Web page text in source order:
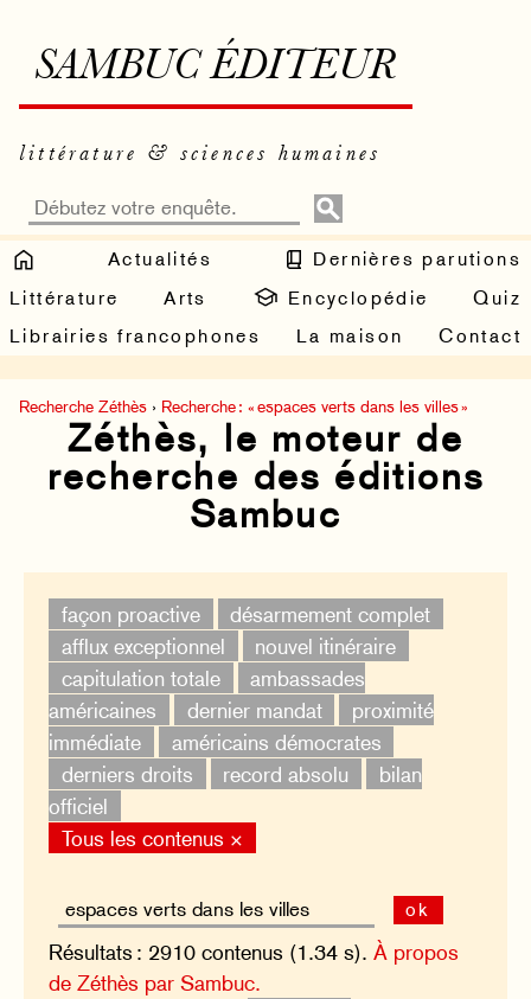
SAMBUC ÉDITEUR
littérature & sciences humaines
Actualités
Dernières parutions
Littérature
Arts Encyclopédie
Quiz
Librairies francophones
La maison Contact
Recherche Zéthès › Recherche : « espaces verts dans les villes »
Zéthès, le moteur de
recherche des éditions
Sambuc
façon proactive
désarmement complet
afflux exceptionnel
nouvel itinéraire
capitulation totale
ambassades
américaines
dernier mandat
proximité
immédiate
américains démocrates
derniers droits
record absolu
bilan
officiel
Tous les contenus ×
ok
Résultats : 2910 contenus (1.34 s).À propos
de Zéthès par Sambuc.